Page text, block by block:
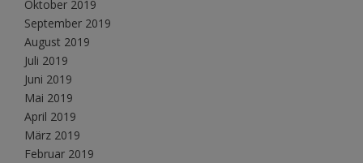
Oktober 2019
September 2019
August 2019
Juli 2019
Juni 2019
Mai 2019
April 2019
März 2019
Februar 2019